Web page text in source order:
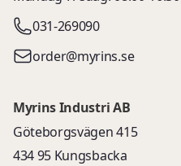
031-269090
order@myrins.se
Myrins Industri AB
Göteborgsvägen 415
434 95 Kungsbacka